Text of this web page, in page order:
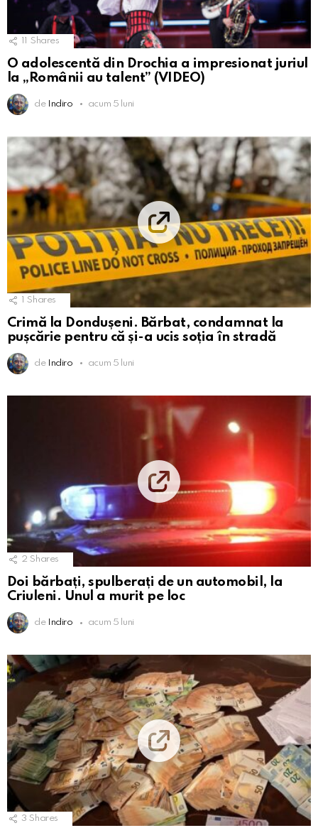
11 Shares
O adolescentă din Drochia a impresionat juriul
la „Românii au talent” (VIDEO)
de Indiro acum 5 luni
1 Shares
Crimă la Dondușeni. Bărbat, condamnat la
pușcărie pentru că și-a ucis soția în stradă
de Indiro acum 5 luni
2 Shares
Doi bărbați, spulberați de un automobil, la
Criuleni. Unul a murit pe loc
de Indiro acum 5 luni
3 Shares